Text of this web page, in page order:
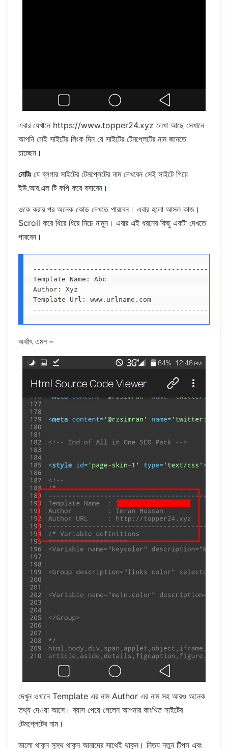
এবার যেখানে https://www.topper24.xyz লেখা আছে সেখানে
আপনি সেই সাইটের লিংক দিন যে সাইটের টেমপ্লেটের নাম জানতে
চাচ্ছেন।
নোটঃযে ব্লগার সাইটের টেমপ্লেটের নাম দেখবেন সেই সাইটে গিয়ে
ইউ.আর.এল টি কপি করে বসাবেন।
ওকে করার পর অনেক কোড দেখতে পারবেন। এবার হলো আসল কাজ।
Scroll করে ধিরে ধিরে নিচে নামুন। এবার এই ধরনের কিছু একটা দেখতে
পারবেন।
Template Name: Abc
Author: Xyz
Template Url: www.urlname.com
অর্থাৎ এমন –
দেখুন ওখানে Template এর নাম Author এর নাম সহ আরও অনেক
তথ্য দেওয়া আসে। ব্যাস পেয়ে গেলেন আপনার কাংখিত সাইটের
টেমপ্লেটের নাম।
ভালো থাকুন সুস্থ থাকুন আমাদের সাথেই থাকুন। নিত্য নতুন টিপস এবং